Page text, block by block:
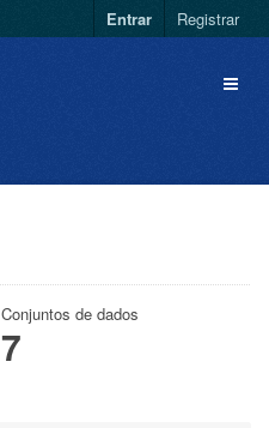
Entrar Registrar
Conjuntos de dados
7